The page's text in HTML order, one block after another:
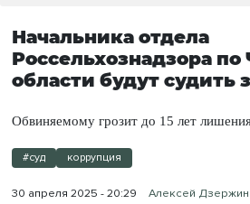
Начальника отдела
Россельхознадзора
области будут судить
Обвиняемому грозит до 15 лет
#суд коррупция
30 апреля 2025 - 20:29 Алексей